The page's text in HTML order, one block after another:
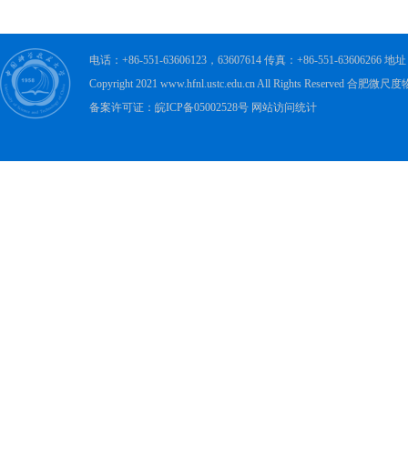
电话：+86-551-63606123，63607614 传真：+86-551-63606266 地
Copyright 2021 www.hfnl.ustc.edu.cn All Rights Reserved 合肥微尺
备案许可证：皖ICP备05002528号 网站访问统计